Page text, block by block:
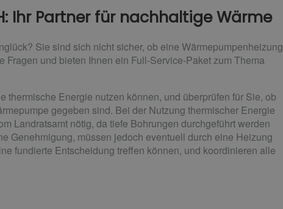
Ihr Partner für nachhaltige Wärme
Sie sind sich nicht sicher, ob eine Wärmepumpenheizung
und bieten Ihnen ein Full-Service-Paket zum Thema
Energie nutzen können, und überprüfen für Sie, ob
gegeben sind. Bei der Nutzung thermischer Energie
Landratsamt nötig, da tiefe Bohrungen durchgeführt werden
Genehmigung, müssen jedoch eventuell durch eine Heizung
fundierte Entscheidung treffen können, und koordinieren alle